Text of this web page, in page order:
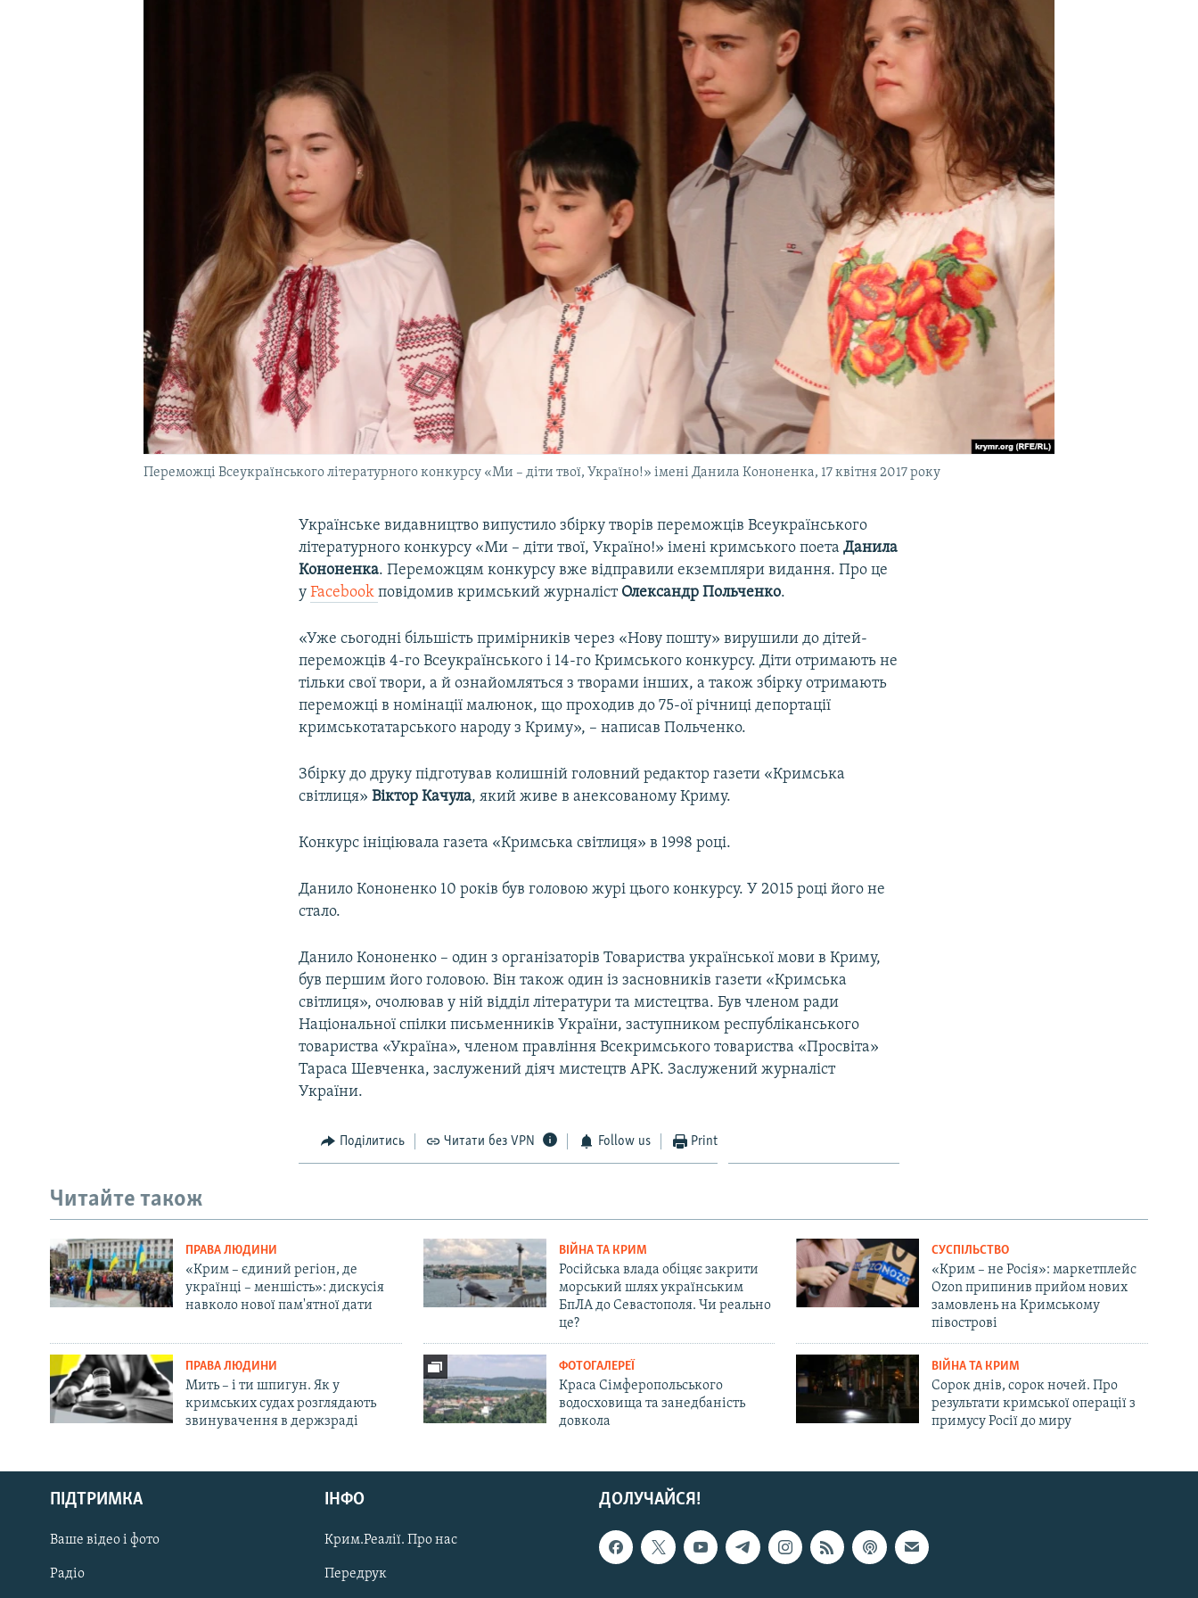
Русский
Qırımtatar
ДОЛУЧАЙСЯ!
Переможці Всеукраїнського літературного конкурсу «Ми – діти твої, Україно!» імені Данила Кононенка, 17 квітня 2017 року
Українське видавництво випустило збірку творів переможців Всеукраїнського
літературного конкурсу «Ми – діти твої, Україно!» імені кримського поетаДанила
Кононенка. Переможцям конкурсу вже відправили екземпляри видання. Про це
уFacebookповідомив кримський журналіст Олександр Польченко.
«Уже сьогодні більшість примірників через «Нову пошту» вирушили до дітей-
переможців 4-го Всеукраїнського і 14-го Кримського конкурсу. Діти отримають не
тільки свої твори, а й ознайомляться з творами інших, а також збірку отримають
переможці в номінації малюнок, що проходив до 75-ої річниці депортації
кримськотатарського народу з Криму», – написав Польченко.
Збірку до друку підготував колишній головний редактор газети «Кримська
світлиця»Віктор Качула, який живе в анексованому Криму.
Конкурс ініціювала газета «Кримська світлиця» в 1998 році.
Данило Кононенко 10 років був головою журі цього конкурсу. У 2015 році його не
стало.
Данило Кононенко – один з організаторів Товариства української мови в Криму,
був першим його головою. Він також один із засновників газети «Кримська
світлиця», очолював у ній відділ літератури та мистецтва. Був членом ради
Національної спілки письменників України, заступником республіканського
товариства «Україна», членом правління Всекримського товариства «Просвіта»
Тараса Шевченка, заслужений діяч мистецтв АРК. Заслужений журналіст
України.
Поділитись Читати без VPN Follow us Print
Читайте також
ПРАВА ЛЮДИНИ
«Крим – єдиний регіон, де
українці – меншість»: дискусія
навколо нової пам'ятної дати
ВІЙНА ТА КРИМ
Російська влада обіцяє закрити
морський шлях українським
БпЛА до Севастополя. Чи реально
це?
СУСПІЛЬСТВО
«Крим – не Росія»: маркетплейс
Ozon припинив прийом нових
замовлень на Кримському
півострові
ПРАВА ЛЮДИНИ
Мить – і ти шпигун. Як у
кримських судах розглядають
звинувачення в держзраді
ФОТОГАЛЕРЕЇ
Краса Сімферопольського
водосховища та занедбаність
довкола
ВІЙНА ТА КРИМ
Сорок днів, сорок ночей. Про
результати кримської операції з
примусу Росії до миру
ДОЛУЧАЙСЯ!
ПІДТРИМКА
Ваше відео і фото
Радіо
ІНФО
Крим.Реалії. Про нас
Передрук